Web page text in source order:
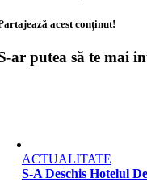
acest conținut!
ar putea să te mai
ACTUALITATE
S-A Deschis Hotelul